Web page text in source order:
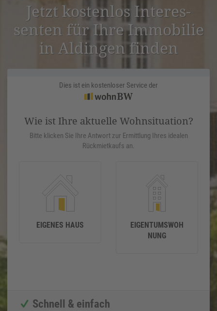
Jetzt kostenlos Inter­es­
senten für Ihre Immobilie
in Aldingen finden
Dies ist ein kostenloser Service der
Wie ist Ihre aktuelle Wohnsituation?
Bitte klicken Sie Ihre Antwort zur Ermittlung Ihres idealen
Rückmietkaufs an.
EIGENES HAUS
EIGENTUMSWOH
NUNG
Schnell & einfach